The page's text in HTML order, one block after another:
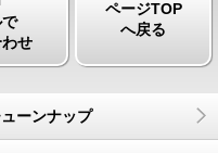
で
せ
ページTOP
へ戻る
ーンナップ